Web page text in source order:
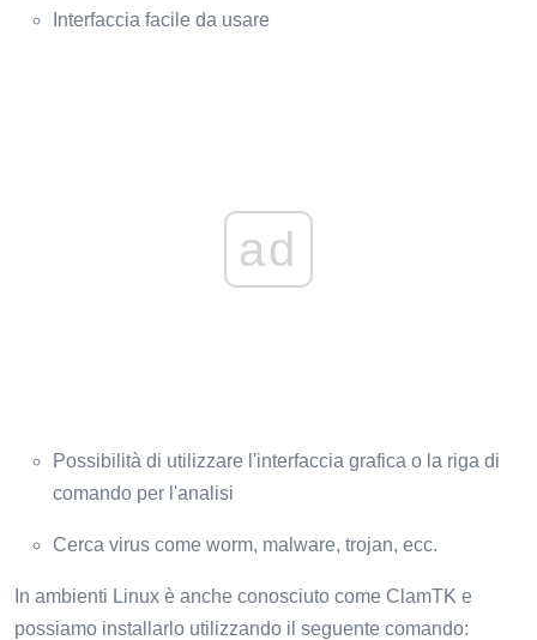
Interfaccia facile da usare
ad
Possibilità di utilizzare l'interfaccia grafica o la riga di
comando per l'analisi
Cerca virus come worm, malware, trojan, ecc.
In ambienti Linux è anche conosciuto come ClamTK e
possiamo installarlo utilizzando il seguente comando: